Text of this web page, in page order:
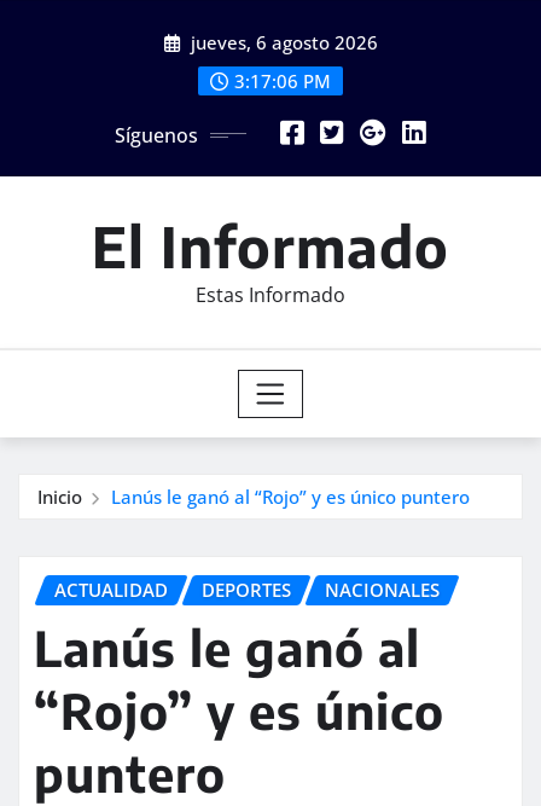
jueves, 6 agosto 2026
3:17:08 PM
Síguenos
El Informado
Estas Informado
Inicio Lanús le ganó al “Rojo” y es único puntero
ACTUALIDAD DEPORTES NACIONALES
Lanús le ganó al
“Rojo” y es único
puntero